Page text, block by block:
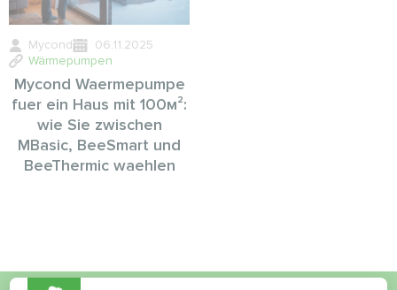
Mycond
06.11.2025
Wärmepumpen
Mycond Waermepumpe
fuer ein Haus mit 100м²:
wie Sie zwischen
MBasic, BeeSmart und
BeeThermic waehlen